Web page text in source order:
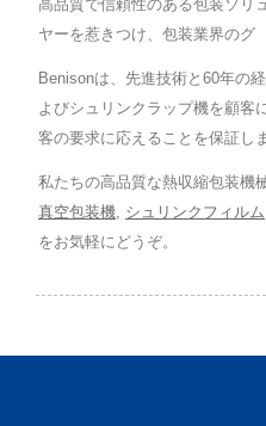
高品質で信頼性のある包装ソリ
ヤーを惹きつけ、包装業界のグ
Benisonは、先進技術と60年の
よびシュリンクラップ機を顧客
客の要求に応えることを保証し
私たちの高品質な熱収縮包装機
真空包装機, シュリンクフィルム
をお気軽にどうぞ。